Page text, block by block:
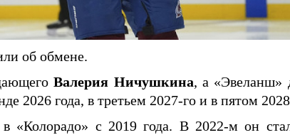
об обмене.
Валерия Ничушкина, а «Эвеланш»
2026 года, в третьем 2027-го и в пятом
«Колорадо» с 2019 года. В 2022-м он